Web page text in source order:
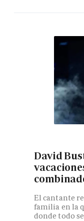
David
El cantante
familia en la
donde todo